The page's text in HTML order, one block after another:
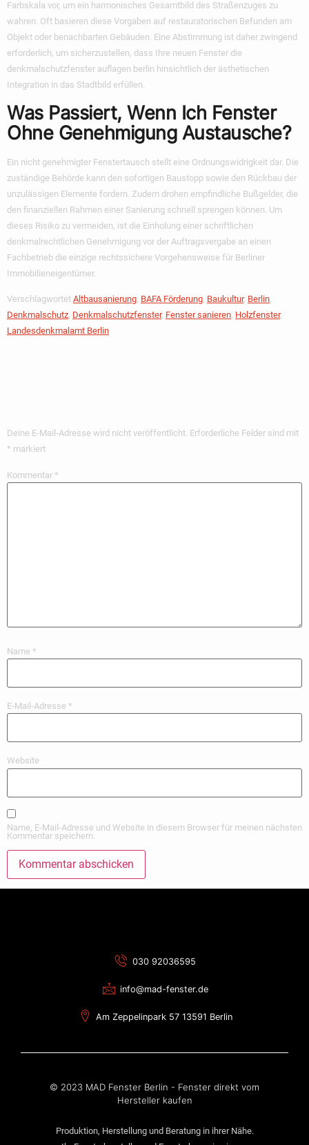
Farbskala vor, um ein harmonisches Gesamtbild des Straßenzuges zu
wahren. Oft basieren diese Vorgaben auf restauratorischen Befunden am
Objekt oder benachbarten Gebäuden. Eine Abstimmung ist daher zwingend
erforderlich, um sicherzustellen, dass Ihre neuen Fenster die
denkmalschutzfenster auflagen berlin hinsichtlich der ästhetischen
Integration in das Stadtbild erfüllen.
Was Passiert, Wenn Ich Fenster
Ohne Genehmigung Austausche?
Ein nicht genehmigter Fenstertausch stellt eine Ordnungswidrigkeit dar. Die
zuständige Behörde kann den sofortigen Baustopp sowie den Rückbau der
unzulässigen Elemente fordern. Zudem drohen empfindliche Bußgelder, die
den finanziellen Rahmen einer Sanierung schnell sprengen können. Um
dieses Risiko zu vermeiden, ist die Einholung einer schriftlichen
denkmalrechtlichen Genehmigung vor der Auftragsvergabe an einen
Fachbetrieb die einzige rechtssichere Vorgehensweise für Berliner
Immobilieneigentümer.
Verschlagwortet Altbausanierung, BAFA Förderung, Baukultur, Berlin,
Denkmalschutz, Denkmalschutzfenster, Fenster sanieren, Holzfenster,
Landesdenkmalamt Berlin
Deine E-Mail-Adresse wird nicht veröffentlicht. Erforderliche Felder sind mit
* markiert
Kommentar *
Name *
E-Mail-Adresse *
Website
Name, E-Mail-Adresse und Website in diesem Browser für meinen nächsten
Kommentar speichern.
030 92036595
info@mad-fenster.de
Am Zeppelinpark 57 13591 Berlin
© 2023 MAD Fenster Berlin - Fenster direkt vom
Hersteller kaufen
Produktion, Herstellung und Beratung in ihrer Nähe.